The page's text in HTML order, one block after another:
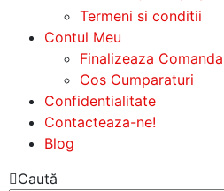
Termeni si conditii
Contul Meu
Finalizeaza Comanda
Cos Cumparaturi
Confidentialitate
Contacteaza-ne!
Blog
Caută